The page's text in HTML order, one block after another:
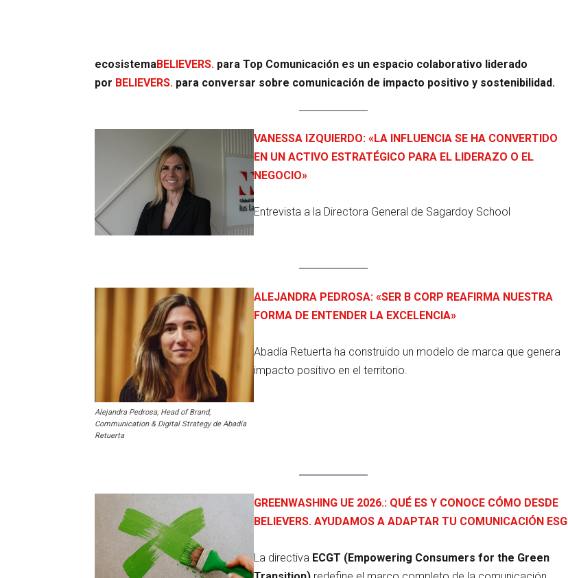
ecosistemaBELIEVERS. para Top Comunicación es un espacio colaborativo liderado
por BELIEVERS. para conversar sobre comunicación de impacto positivo y sostenibilidad.
VANESSA IZQUIERDO: «LA INFLUENCIA SE HA CONVERTIDO
EN UN ACTIVO ESTRATÉGICO PARA EL LIDERAZO O EL
NEGOCIO»
Entrevista a la Directora General de Sagardoy School
Alejandra Pedrosa, Head of Brand,
Communication & Digital Strategy de Abadía
Retuerta
ALEJANDRA PEDROSA: «SER B CORP REAFIRMA NUESTRA
FORMA DE ENTENDER LA EXCELENCIA»
Abadía Retuerta ha construido un modelo de marca que genera
impacto positivo en el territorio.
GREENWASHING UE 2026.: QUÉ ES Y CONOCE CÓMO DESDE
BELIEVERS. AYUDAMOS A ADAPTAR TU COMUNICACIÓN ESG
La directiva ECGT (Empowering Consumers for the Green